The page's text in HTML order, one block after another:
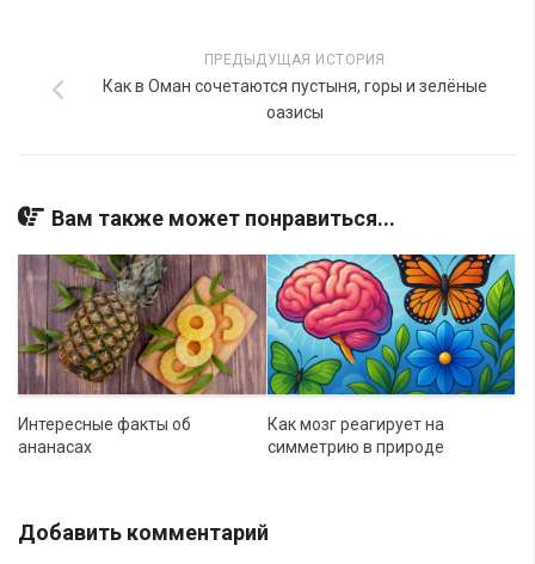
ПРЕДЫДУЩАЯ ИСТОРИЯ
Как в Оман сочетаются пустыня, горы и зелёные
оазисы
Вам также может понравиться...
Интересные факты об
ананасах
Как мозг реагирует на
симметрию в природе
Добавить комментарий